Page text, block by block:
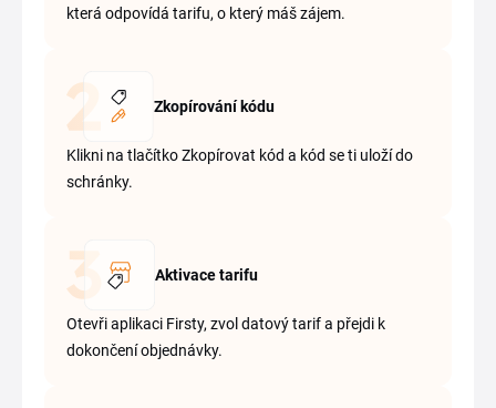
která odpovídá tarifu, o který máš zájem.
Zkopírování kódu
Klikni na tlačítko Zkopírovat kód a kód se ti uloží do
schránky.
Aktivace tarifu
Otevři aplikaci Firsty, zvol datový tarif a přejdi k
dokončení objednávky.